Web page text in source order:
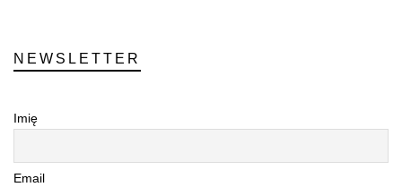
NEWSLETTER
Imię
Email